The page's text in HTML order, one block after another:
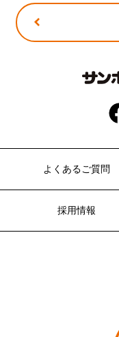
よくあるご質問
採用情報